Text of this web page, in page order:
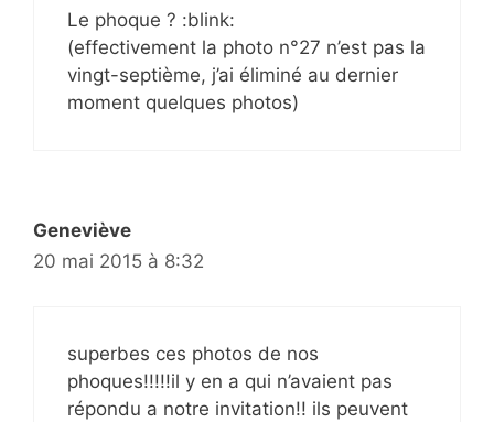
Le phoque ? :blink:
(effectivement la photo n°27 n’est pas la
vingt-septième, j’ai éliminé au dernier
moment quelques photos)
Geneviève
20 mai 2015 à 8:32
superbes ces photos de nos
phoques!!!!!il y en a qui n’avaient pas
répondu a notre invitation!! ils peuvent